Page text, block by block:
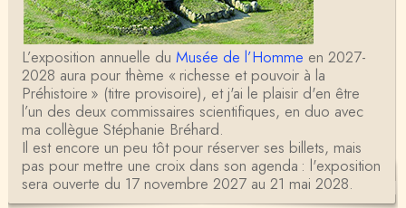
L’exposition annuelle du Musée de l’Homme en 2027-
2028 aura pour thème « richesse et pouvoir à la
Préhistoire » (titre provisoire), et j'ai le plaisir d'en être
l’un des deux commissaires scientifiques, en duo avec
ma collègue Stéphanie Bréhard.
Il est encore un peu tôt pour réserver ses billets, mais
pas pour mettre une croix dans son agenda : l'exposition
sera ouverte du 17 novembre 2027 au 21 mai 2028.